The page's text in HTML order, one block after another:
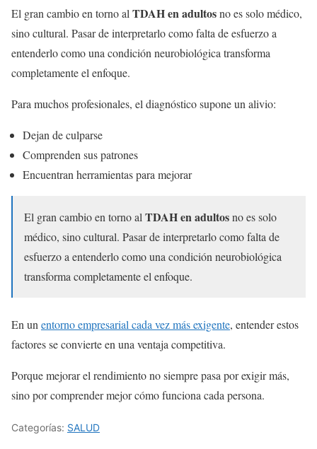
El gran cambio en torno alTDAH en adultosno es solo médico,
sino cultural. Pasar de interpretarlo como falta de esfuerzo a
entenderlo como una condición neurobiológica transforma
completamente el enfoque.
Para muchos profesionales, el diagnóstico supone un alivio:
Dejan de culparse
Comprenden sus patrones
Encuentran herramientas para mejorar
El gran cambio en torno alTDAH en adultosno es solo
médico, sino cultural. Pasar de interpretarlo como falta de
esfuerzo a entenderlo como una condición neurobiológica
transforma completamente el enfoque.
En unentorno empresarial cada vez más exigente, entender estos
factores se convierte en una ventaja competitiva.
Porque mejorar el rendimiento no siempre pasa por exigir más,
sino por comprender mejor cómo funciona cada persona.
Categorías: SALUD